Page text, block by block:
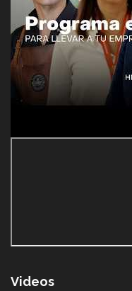
Videos